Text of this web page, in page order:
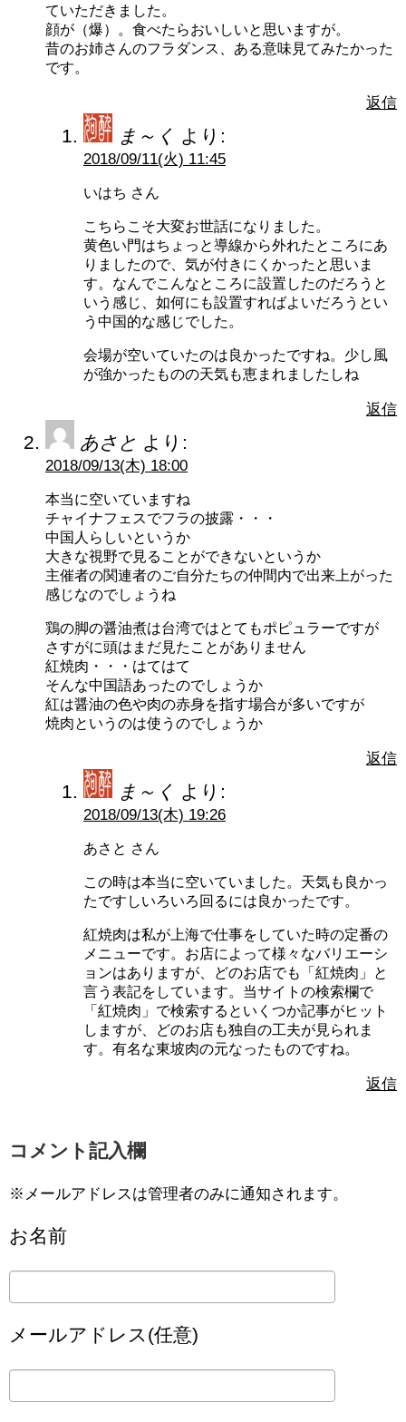
ていただきました。
顔が（爆）。食べたらおいしいと思いますが。
昔のお姉さんのフラダンス、ある意味見てみたかった
です。
返信
ま～く より:
2018/09/11(火) 11:45
いはち さん
こちらこそ大変お世話になりました。
黄色い門はちょっと導線から外れたところにあ
りましたので、気が付きにくかったと思いま
す。なんでこんなところに設置したのだろうと
いう感じ、如何にも設置すればよいだろうとい
う中国的な感じでした。
会場が空いていたのは良かったですね。少し風
が強かったものの天気も恵まれましたしね
返信
あさと より:
2018/09/13(木) 18:00
本当に空いていますね
チャイナフェスでフラの披露・・・
中国人らしいというか
大きな視野で見ることができないというか
主催者の関連者のご自分たちの仲間内で出来上がった
感じなのでしょうね
鶏の脚の醤油煮は台湾ではとてもポピュラーですが
さすがに頭はまだ見たことがありません
紅焼肉・・・はてはて
そんな中国語あったのでしょうか
紅は醤油の色や肉の赤身を指す場合が多いですが
焼肉というのは使うのでしょうか
返信
ま～く より:
2018/09/13(木) 19:26
あさと さん
この時は本当に空いていました。天気も良かっ
たですしいろいろ回るには良かったです。
紅焼肉は私が上海で仕事をしていた時の定番の
メニューです。お店によって様々なバリエーシ
ョンはありますが、どのお店でも「紅焼肉」と
言う表記をしています。当サイトの検索欄で
「紅焼肉」で検索するといくつか記事がヒット
しますが、どのお店も独自の工夫が見られま
す。有名な東坡肉の元なったものですね。
返信
コメント記入欄
※メールアドレスは管理者のみに通知されます。
お名前
メールアドレス(任意)